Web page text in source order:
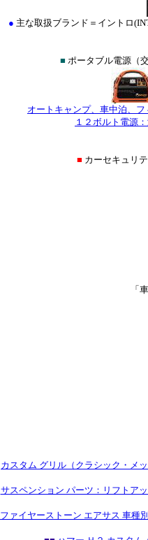
● 主な取扱ブランド＝イントロ
■ ポータブル電源（
オートキャンプ、車中泊、
１２ボルト電源
■ カーセキュリ
「
カスタム グリル（クラシック・メ
サスペンション パーツ：リフトア
ファイヤーストーン エアサス 車種